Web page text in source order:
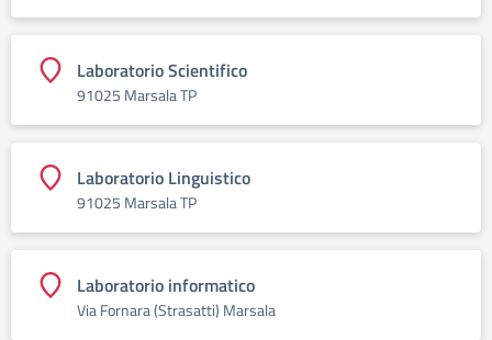
Laboratorio Scientifico
91025 Marsala TP
Laboratorio Linguistico
91025 Marsala TP
Laboratorio informatico
Via Fornara (Strasatti) Marsala